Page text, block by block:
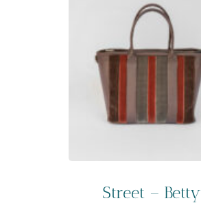
Street – Betty